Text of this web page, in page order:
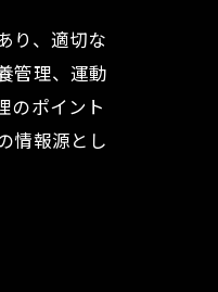
り、適切な
管理、運動
のポイント
情報源とし